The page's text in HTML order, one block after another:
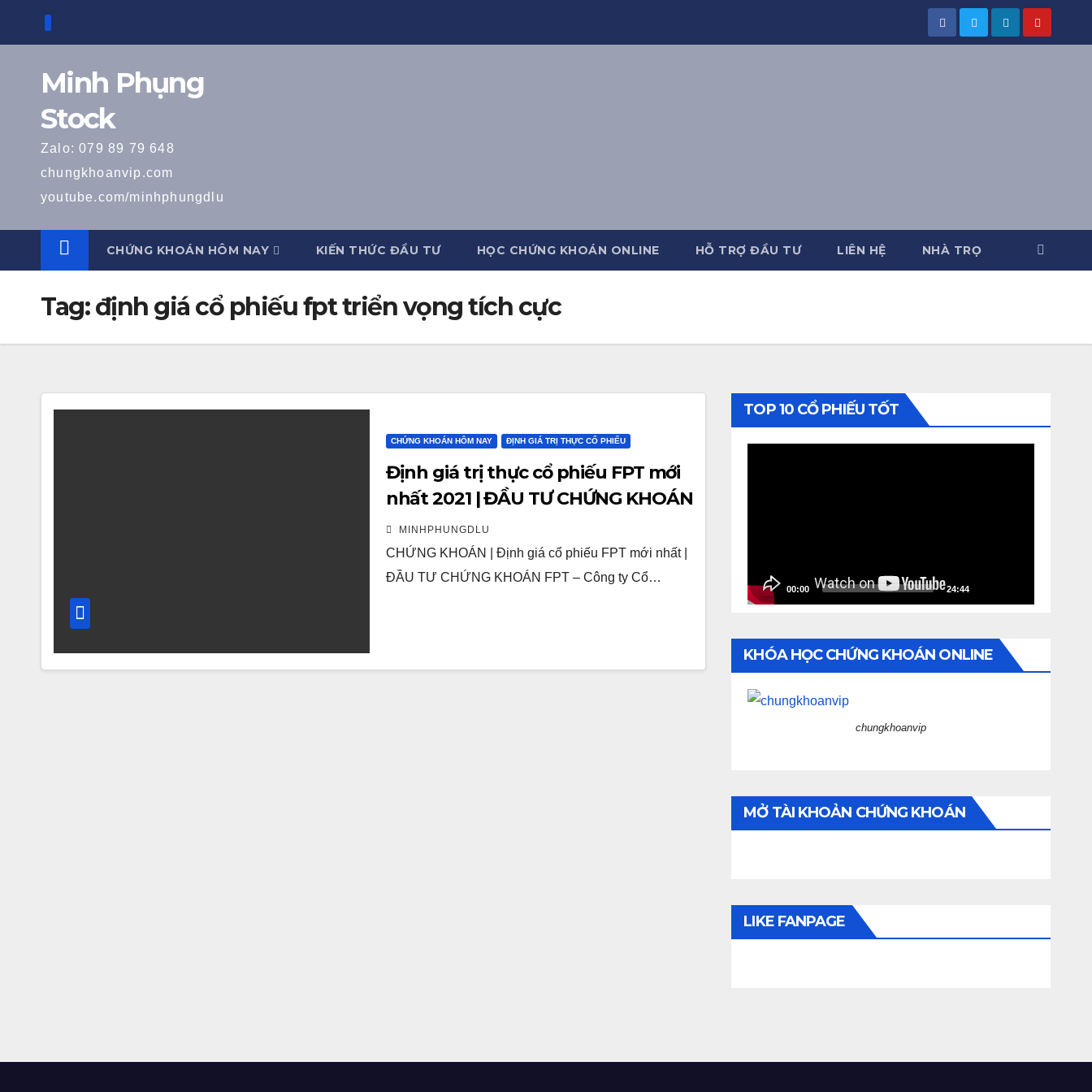
Minh Phụng
Stock
Zalo: 079 89 79 648
chungkhoanvip.com
youtube.com/minhphungdlu
CHỨNG KHOÁN HÔM NAY KIẾN THỨC ĐẦU TƯ HỌC CHỨNG KHOÁN ONLINE HỖ TRỢ ĐẦU TƯ LIÊN HỆ NHÀ TRỌ
Tag:định giá cổ phiếu fpt triển vọng tích cực
CHỨNG KHOÁN HÔM NAY ĐỊNH GIÁ TRỊ THỰC CỔ PHIẾU
Định giá trị thực cổ phiếu FPT mới
nhất 2021 | ĐẦU TƯ CHỨNG KHOÁN
MINHPHUNGDLU
CHỨNG KHOÁN | Định giá cổ phiếu FPT mới nhất |
ĐẦU TƯ CHỨNG KHOÁN FPT – Công ty Cổ…
TOP 10 CỔ PHIẾU TỐT
00:00 24:44
KHÓA HỌC CHỨNG KHOÁN ONLINE
chungkhoanvip
MỞ TÀI KHOẢN CHỨNG KHOÁN
LIKE FANPAGE